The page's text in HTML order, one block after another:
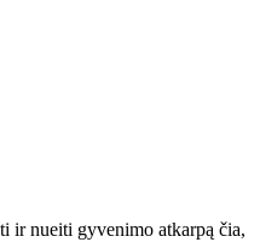
ir nueiti gyvenimo atkarpą čia,